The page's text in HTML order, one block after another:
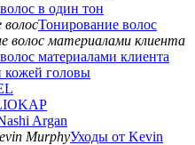
в один тон
Тонирование волос
материалами клиента
кожей головы
Argan
Уходы от Kevin